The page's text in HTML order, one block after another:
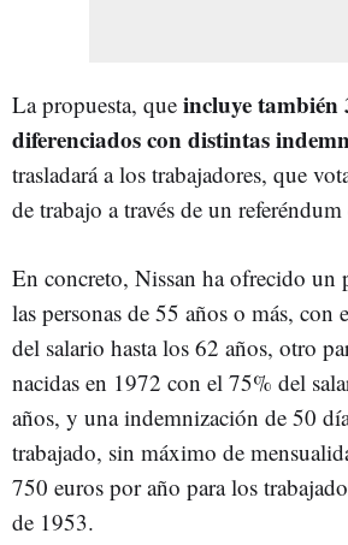
La propuesta, que incluye también
diferenciados con distintas
trasladará a los trabajadores, que
de trabajo a través de un referéndum
En concreto, Nissan ha ofrecido un
las personas de 55 años o más, con
del salario hasta los 62 años, otro
nacidas en 1972 con el 75% del
años, y una indemnización de 50
trabajado, sin máximo de
750 euros por año para los
de 1953.